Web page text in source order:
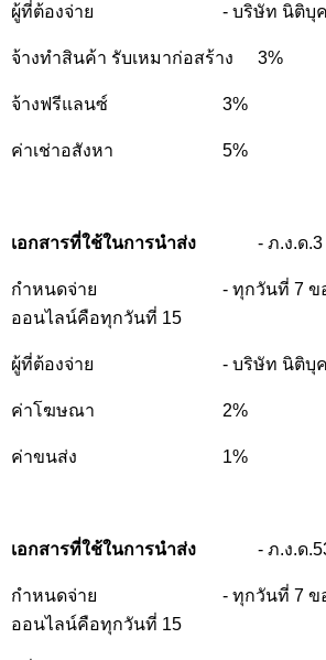
ผู้ที่ต้องจ่าย - บริษัท นิติบุ
จ้างทำสินค้า รับเหมาก่อสร้าง 3%
จ้างฟรีแลนซ์ 3%
ค่าเช่าอสังหา 5%
เอกสารที่ใช้ในการนำส่ง - ภ.ง.ด.3
กำหนดจ่าย
- ทุกวันที่ 7 ข
ออนไลน์คือทุกวันที่ 15
ผู้ที่ต้องจ่าย - บริษัท นิติบุ
ค่าโฆษณา 2%
ค่าขนส่ง 1%
เอกสารที่ใช้ในการนำส่ง - ภ.ง.ด
กำหนดจ่าย
- ทุกวันที่ 7 ข
ออนไลน์คือทุกวันที่ 15